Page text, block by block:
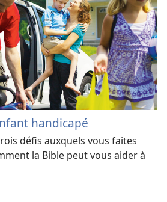
handicapé
défis auxquels vous faites
la Bible peut vous aider à